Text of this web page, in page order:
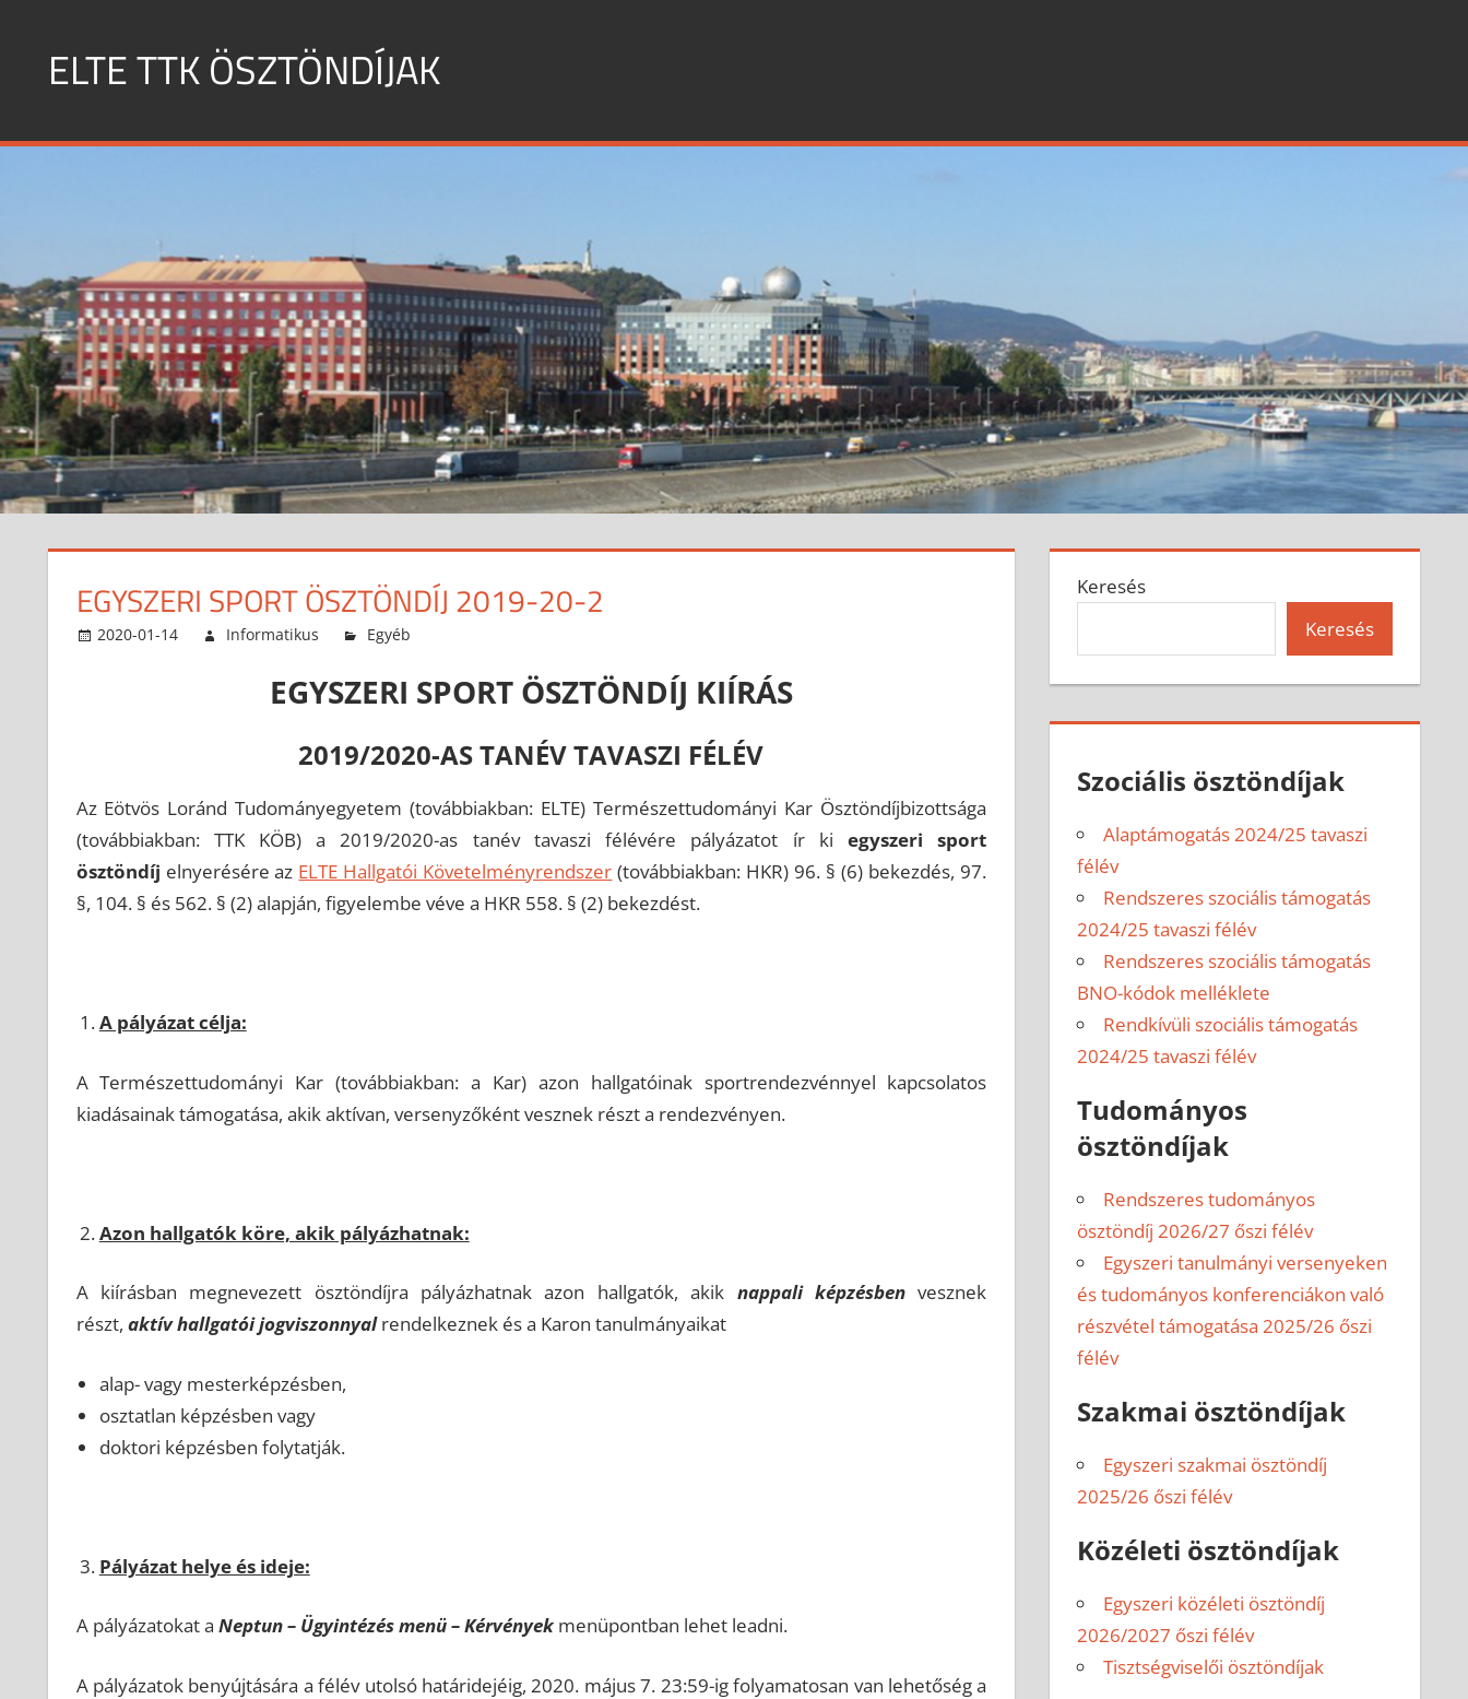
contentELTE TTK ÖSZTÖNDÍJAK
EGYSZERI SPORT ÖSZTÖNDÍJ 2019-20-2
2020-01-14 Informatikus Egyéb
EGYSZERI SPORT ÖSZTÖNDÍJ KIÍRÁS
2019/2020-AS TANÉV TAVASZI FÉLÉV
Az Eötvös Loránd Tudományegyetem (továbbiakban: ELTE) Természettudományi Kar Ösztöndíjbizottsága
(továbbiakban: TTK KÖB) a 2019/2020-as tanév tavaszi félévére pályázatot ír kiegyszeri sport
ösztöndíj elnyerésére az ELTE Hallgatói Követelményrendszer (továbbiakban: HKR) 96. § (6) bekezdés, 97.
§, 104. § és 562. § (2) alapján, figyelembe véve a HKR 558. § (2) bekezdést.
A pályázat célja:
A Természettudományi Kar (továbbiakban: a Kar) azon hallgatóinak sportrendezvénnyel kapcsolatos
kiadásainak támogatása, akik aktívan, versenyzőként vesznek részt a rendezvényen.
Azon hallgatók köre, akik pályázhatnak:
A kiírásban megnevezett ösztöndíjra pályázhatnak azon hallgatók, akik nappali képzésben vesznek
részt, aktív hallgatói jogviszonnyalrendelkeznek és a Karon tanulmányaikat
alap- vagy mesterképzésben,
osztatlan képzésben vagy
doktori képzésben folytatják.
Pályázat helye és ideje:
A pályázatokat a Neptun – Ügyintézés menü – Kérvényekmenüpontban lehet leadni.
A pályázatok benyújtására a félév utolsó határidejéig, 2020. május 7. 23:59-ig folyamatosan van lehetőség a
Keresés
Keresés
Szociális ösztöndíjak
Alaptámogatás 2024/25 tavaszi
félév
Rendszeres szociális támogatás
2024/25 tavaszi félév
Rendszeres szociális támogatás
BNO-kódok melléklete
Rendkívüli szociális támogatás
2024/25 tavaszi félév
Tudományos
ösztöndíjak
Rendszeres tudományos
ösztöndíj 2026/27 őszi félév
Egyszeri tanulmányi versenyeken
és tudományos konferenciákon való
részvétel támogatása 2025/26 őszi
félév
Szakmai ösztöndíjak
Egyszeri szakmai ösztöndíj
2025/26 őszi félév
Közéleti ösztöndíjak
Egyszeri közéleti ösztöndíj
2026/2027 őszi félév
Tisztségviselői ösztöndíjak